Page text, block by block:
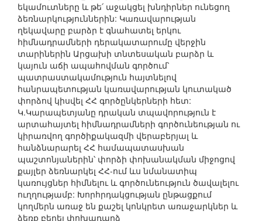
եկամուտները և թե՛ աջակցել խնդիրներ ունեցող
ձեռնարկություններին: Կառավարության
ղեկավարը բարձր է գնահատել երկու
հիմնադրամների դերակատարումը վերջին
տարիներին Արցախի տնտեսական բարձր և
կայուն աճի ապահովման գործում՝
պատրաստակամություն հայտնելով
հանրապետության կառավարության կուտակած
փորձով կիսվել ՀՀ գործընկերների հետ:
Կ.Կարապետյանը դրական տպավորություն է
արտահայտել հիմնադրամների գործունեության ու
կիրառվող գործիքակազմի վերաբերյալ և
հանձնարարել ՀՀ համապատասխան
պաշտոնյաներին՝ փորձի փոխանակման միջոցով
քայլեր ձեռնարկել ՀՀ-ում ևս նմանատիպ
կառույցներ հիմնելու և գործունեություն ծավալելու
ուղղությամբ: Խորհրդակցության ընթացքում
կողմերն առաջ են քաշել կոնկրետ առաջարկներ և
ձեռք բերել փոխադարձ